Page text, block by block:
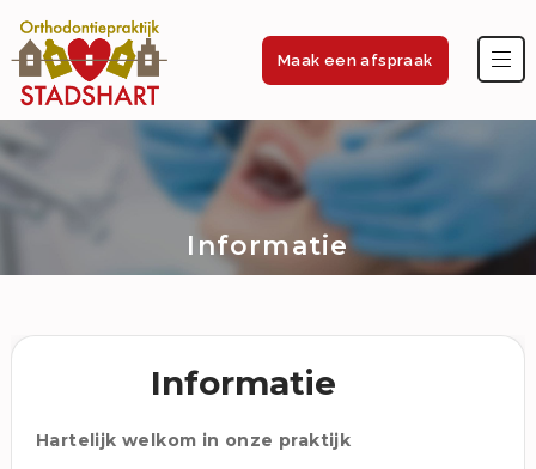
Orthostadshart
Maak een afspraak
Informatie
Informatie
Hartelijk welkom in onze praktijk